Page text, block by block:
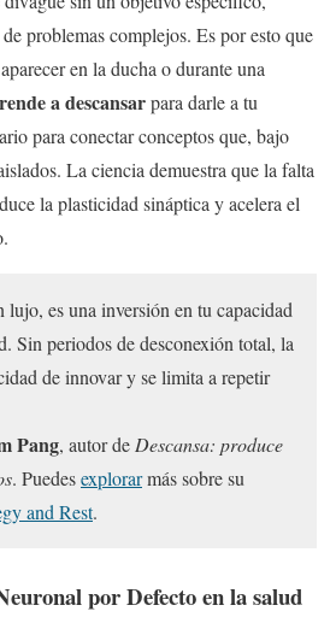
problemas complejos. Es por esto que
en la ducha o durante una
a descansarpara darle a tu
para conectar conceptos que, bajo
La ciencia demuestra que la falta
la plasticidad sináptica y acelera el
lujo, es una inversión en tu capacidad
Sin periodos de desconexión total, la
de innovar y se limita a repetir
Pang, autor deDescansa: produce
. Puedesexplorarmás sobre su
and Rest.
por Defecto en la salud